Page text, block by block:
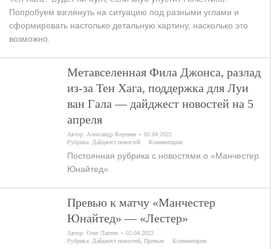
Попробуем взглянуть на ситуацию под разными углами и
сформировать настолько детальную картину, насколько это
возможно.
Метавселенная Фила Джонса, разлад
из-за Тен Хага, поддержка для Луи
ван Гала — дайджест новостей на 5
апреля
Автор: Александр Коренев
05.04.2022
Рубрика: Дайджест новостей Комментарии
Постоянная рубрика с новостями о «Манчестер
Юнайтед».
Превью к матчу «Манчестер
Юнайтед» — «Лестер»
Автор:Олег Лаптев
02.04.2022
Рубрика: Дайджест новостей ,Превью Комментарии